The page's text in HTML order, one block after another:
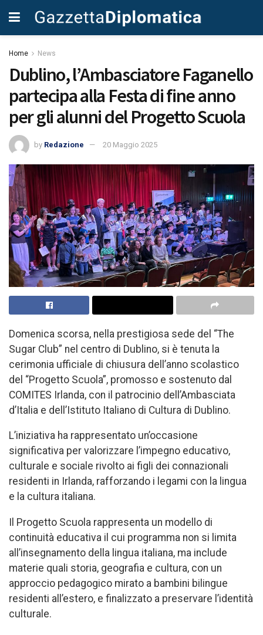
Home News
Dublino, l’Ambasciatore Faganello
partecipa alla Festa di fine anno
per gli alunni del Progetto Scuola
by Redazione 20 Maggio 2025
Domenica scorsa, nella prestigiosa sede del “The
Sugar Club” nel centro di Dublino, si è tenuta la
cerimonia ufficiale di chiusura dell’anno scolastico
del “Progetto Scuola”, promosso e sostenuto dal
COMITES Irlanda, con il patrocinio dell’Ambasciata
d’Italia e dell’Istituto Italiano di Cultura di Dublino.
L’iniziativa ha rappresentato un’occasione
significativa per valorizzare l’impegno educativo,
culturale e sociale rivolto ai figli dei connazionali
residenti in Irlanda, rafforzando i legami con la lingua
e la cultura italiana.
Il Progetto Scuola rappresenta un modello di
continuità educativa il cui programma non si limita
all’insegnamento della lingua italiana, ma include
materie quali storia, geografia e cultura, con un
approccio pedagogico mirato a bambini bilingue
residenti all’estero, e finalizzato a preservare l’identità
culturale.